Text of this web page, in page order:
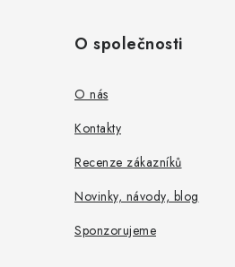
u
O společnosti
O nás
Kontakty
Recenze zákazníků
Novinky, návody, blog
Sponzorujeme